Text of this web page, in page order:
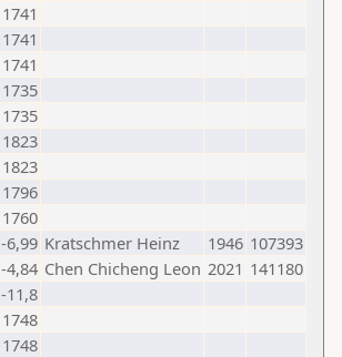
1741
1741
1741
1735
1735
1823
1823
1796
1760
-6,99 Kratschmer Heinz 1946 107393
-4,84 Chen Chicheng Leon 2021 141180
-11,8
1748
1748